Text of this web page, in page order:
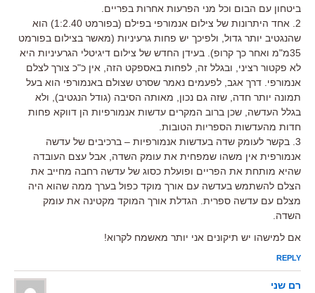
ביטחון עם הבום וכל מני הפרעות אחרות בפריים.
2. אחד היתרונות של צילום אנמורפי בפילם (בפורמט 1:2.40) הוא
שהנגטיב יותר גדול, ולפיכך יש פחות גרעיניות (מאשר בצילום בפורמט
35מ"מ ואחר כך קרופ). בעידן החדש של צילום דיגיטלי הגרעיניות היא
לא פקטור רציני, ובגלל זה, לפחות באספקט הזה, אין כ"כ צורך לצלם
אנמורפי. דרך אגב, לפעמים נאמר שסרט שצולם באנמורפי הוא בעל
תמונה יותר חדה, שזה גם נכון, מאותה הסיבה (גודל הנגטיב), ולא
בגלל העדשה, שכן ברוב המקרים עדשות אנמורפיות הן דווקא פחות
חדות מהעדשות הספריות הטובות.
3. בקשר לעומק שדה בעדשות אנמורפיות – ברכיבים של עדשה
אנמורפית אין משהו שמפחית את עומק השדה, אבל עצם העובדה
שהיא מותחת את הפריים ופועלת כסוג של עדשה רחבה מחייב את
הצלם להשתמש בעדשה עם אורך מוקד כפול בערך ממה שהוא היה
מצלם עם עדשה ספרית. הגדלת אורך המוקד מקטינה את עומק
השדה.
אם למישהו יש תיקונים אני יותר מאשמח לקרוא!
REPLY
רם שני